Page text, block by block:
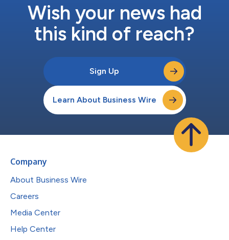
Wish your news had
this kind of reach?
Sign Up
Learn About Business Wire
Company
About Business Wire
Careers
Media Center
Help Center